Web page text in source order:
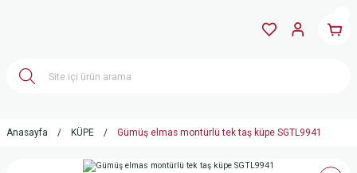
Anasayfa KÜPE Gümüş elmas montürlü tek taş küpe SGTL9941